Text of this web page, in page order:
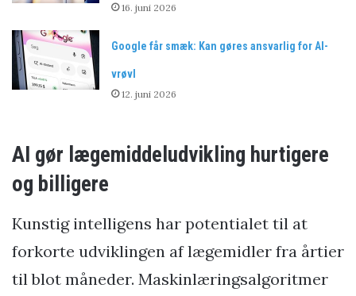
16. juni 2026
Google får smæk: Kan gøres ansvarlig for AI-
vrøvl
12. juni 2026
AI gør lægemiddeludvikling hurtigere
og billigere
Kunstig intelligens har potentialet til at
forkorte udviklingen af lægemidler fra årtier
til blot måneder. Maskinlæringsalgoritmer